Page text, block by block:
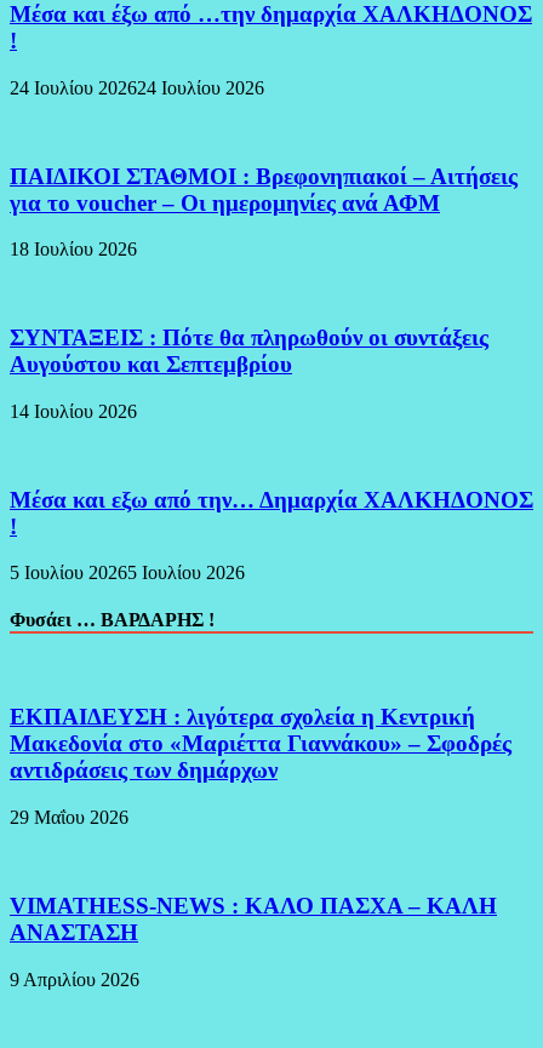
Μέσα και έξω από …την δημαρχία ΧΑΛΚΗΔΟΝΟΣ
!
24 Ιουλίου 202624 Ιουλίου 2026
ΠΑΙΔΙΚΟΙ ΣΤΑΘΜΟΙ : Βρεφονηπιακοί – Αιτήσεις
για το voucher – Οι ημερομηνίες ανά ΑΦΜ
18 Ιουλίου 2026
ΣΥΝΤΑΞΕΙΣ : Πότε θα πληρωθούν οι συντάξεις
Αυγούστου και Σεπτεμβρίου
14 Ιουλίου 2026
Μέσα και εξω από την… Δημαρχία ΧΑΛΚΗΔΟΝΟΣ
!
5 Ιουλίου 20265 Ιουλίου 2026
Φυσάει … ΒΑΡΔΑΡΗΣ !
ΕΚΠΑΙΔΕΥΣΗ : λιγότερα σχολεία η Κεντρική
Μακεδονία στο «Μαριέττα Γιαννάκου» – Σφοδρές
αντιδράσεις των δημάρχων
29 Μαΐου 2026
VIMATHESS-NEWS : ΚΑΛΟ ΠΑΣΧΑ – ΚΑΛΗ
ΑΝΑΣΤΑΣΗ
9 Απριλίου 2026